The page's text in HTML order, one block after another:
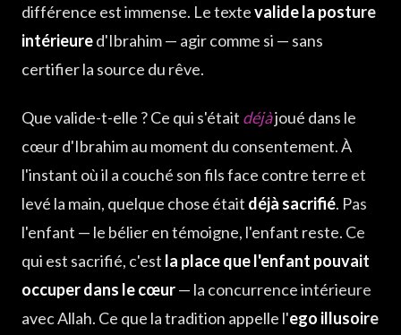
différence est immense. Le textevalide la posture
intérieured'Ibrahim — agir comme si — sans
certifier la source du rêve.
Que valide-t-elle ? Ce qui s'était déjàjoué dans le
cœur d'Ibrahim au moment du consentement. À
l'instant où il a couché son fils face contre terre et
levé la main, quelque chose était déjà sacrifié. Pas
l'enfant — le bélier en témoigne, l'enfant reste. Ce
qui est sacrifié, c'est la place que l'enfant pouvait
occuper dans le cœur— la concurrence intérieure
avec Allah. Ce que la tradition appelle l'ego illusoire